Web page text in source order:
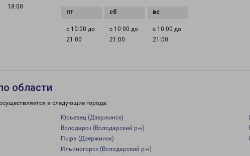
18:00
с 10:00 до
21:00
с 10:00 до
21:00
с 10:00 до
21:00
области
в следующие города:
Юрьевец (Дзержинск)
Володарск (Володарский р-н)
Пыра (Дзержинск)
Ильиногорск (Володарский р-н)